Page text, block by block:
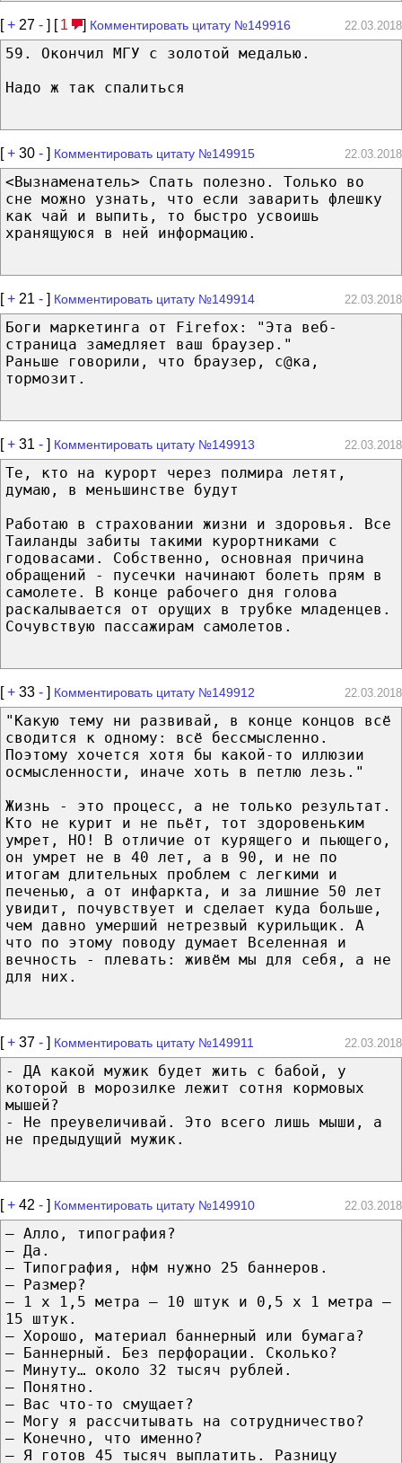
[+ 27 - ] [ 1 ] Комментировать цитату №149916 22.03.2018
59. Окончил МГУ с золотой медалью.
Надо ж так спалиться
[+ 30 - ] Комментировать цитату №149915 22.03.2018
<Вызнаменатель> Спать полезно. Только во
сне можно узнать, что если заварить флешку
как чай и выпить, то быстро усвоишь
хранящуюся в ней информацию.
[+ 21 - ] Комментировать цитату №149914 22.03.2018
Боги маркетинга от Firefox: "Эта веб-
страница замедляет ваш браузер."
Раньше говорили, что браузер, с@ка,
тормозит.
[+ 31 - ] Комментировать цитату №149913 22.03.2018
Те, кто на курорт через полмира летят,
думаю, в меньшинстве будут
Работаю в страховании жизни и здоровья. Все
Таиланды забиты такими курортниками с
годовасами. Собственно, основная причина
обращений - пусечки начинают болеть прям в
самолете. В конце рабочего дня голова
раскалывается от орущих в трубке младенцев.
Сочувствую пассажирам самолетов.
[+ 33 - ] Комментировать цитату №149912 22.03.2018
"Какую тему ни развивай, в конце концов всё
сводится к одному: всё бессмысленно.
Поэтому хочется хотя бы какой-то иллюзии
осмысленности, иначе хоть в петлю лезь."
Жизнь - это процесс, а не только результат.
Кто не курит и не пьёт, тот здоровеньким
умрет, НО! В отличие от курящего и пьющего,
он умрет не в 40 лет, а в 90, и не по
итогам длительных проблем с легкими и
печенью, а от инфаркта, и за лишние 50 лет
увидит, почувствует и сделает куда больше,
чем давно умерший нетрезвый курильщик. А
что по этому поводу думает Вселенная и
вечность - плевать: живём мы для себя, а не
для них.
[+ 37 - ] Комментировать цитату №149911 22.03.2018
- ДА какой мужик будет жить с бабой, у
которой в морозилке лежит сотня кормовых
мышей?
- Не преувеличивай. Это всего лишь мыши, а
не предыдущий мужик.
[+ 42 - ] Комментировать цитату №149910 22.03.2018
– Алло, типография?
– Да.
– Типография, нфм нужно 25 баннеров.
– Размер?
– 1 x 1,5 метра – 10 штук и 0,5 x 1 метра –
15 штук.
– Хорошо, материал баннерный или бумага?
– Баннерный. Без перфорации. Сколько?
– Минуту… около 32 тысяч рублей.
– Понятно.
– Вас что-то смущает?
– Могу я рассчитывать на сотрудничество?
– Конечно, что именно?
– Я готов 45 тысяч выплатить. Разницу